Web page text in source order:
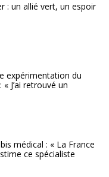
: un allié vert, un espoir
expérimentation du
J’ai retrouvé un
médical : « La France
ce spécialiste